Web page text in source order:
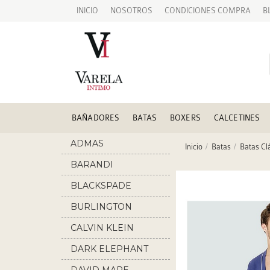
INICIO NOSOTROS CONDICIONES COMPRA
BAÑADORES BATAS BOXERS CALCETINES
ADMAS
BARANDI
BLACKSPADE
BURLINGTON
CALVIN KLEIN
DARK ELEPHANT
Inicio Batas Batas